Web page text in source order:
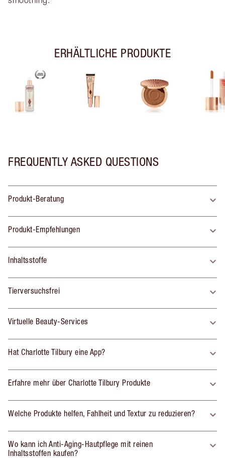
ERHÄLTLICHE PRODUKTE
FREQUENTLY ASKED QUESTIONS
Produkt-Beratung
Produkt-Empfehlungen
Inhaltsstoffe
Tierversuchsfrei
Virtuelle Beauty-Services
Hat Charlotte Tilbury eine App?
Erfahre mehr über Charlotte Tilbury Produkte
Welche Produkte helfen, Fahlheit und Textur zu reduzieren?
Wo kann ich Anti-Aging-Hautpflege mit reinen
Inhaltsstoffen kaufen?